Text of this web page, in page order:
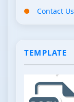
Contact Us
TEMPLATE